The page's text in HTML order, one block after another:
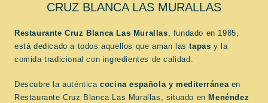
CRUZ BLANCA LAS MURALLAS
Restaurante Cruz Blanca Las Murallas, fundado en 1985,
está dedicado a todos aquellos que aman lastapasy la
comida tradicional con ingredientes de calidad.
Descubre la auténticacocina española y mediterráneaen
Restaurante Cruz Blanca Las Murallas, situado en Menéndez